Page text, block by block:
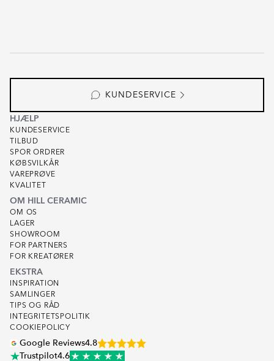
KUNDESERVICE
HJÆLP
KUNDESERVICE
TILBUD
SPOR ORDRER
KØBSVILKÅR
VAREPRØVE
KVALITET
OM HILL CERAMIC
OM OS
LAGER
SHOWROOM
FOR PARTNERS
FOR KREATØRER
EKSTRA
INSPIRATION
SAMLINGER
TIPS OG RÅD
INTEGRITETSPOLITIK
COOKIEPOLICY
Google Reviews4.8
Trustpilot4.6